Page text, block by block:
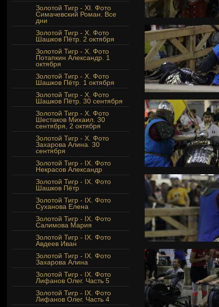
Золотой Тигр - XI. Фото
Симачевский Роман. Все
дни
Золотой Тигр - Х. Фото
Шашков Пётр. 2 октября
Золотой Тигр - Х. Фото
Потапкин Александр. 1
октября
Золотой Тигр - Х. Фото
Шашков Пётр. 1 октября
Золотой Тигр - Х. Фото
Шашков Пётр. 30 сентября
Золотой Тигр - Х. Фото
Шестаков Михаил. 30
сентября, 2 октября
Золотой Тигр - X. Фото
Захарова Алина. 30
сентября
Золотой Тигр - IX. Фото
Некрасов Александр
Золотой Тигр - IX. Фото
Шашков Пётр
Золотой Тигр - IX. Фото
Суханова Елена
Золотой Тигр - IX. Фото
Салимова Мария
Золотой Тигр - IX. Фото
Авдеев Иван
Золотой Тигр - IX. Фото
Захарова Алина
Золотой Тигр - IX. Фото
Лифанов Олег. Часть 5
Золотой Тигр - IX. Фото
Лифанов Олег. Часть 4